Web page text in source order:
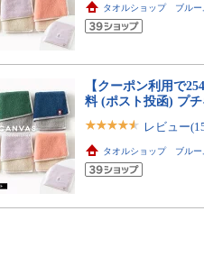
タオルショップ ブルー
【クーポン利用で
料 (ポスト投函) プ
レビュー
タオルショップ ブルー